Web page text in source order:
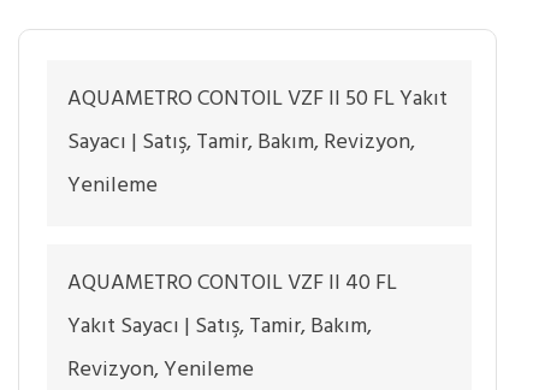
AQUAMETRO CONTOIL VZF II 50 FL Yakıt
Sayacı | Satış, Tamir, Bakım, Revizyon,
Yenileme
AQUAMETRO CONTOIL VZF II 40 FL
Yakıt Sayacı | Satış, Tamir, Bakım,
Revizyon, Yenileme